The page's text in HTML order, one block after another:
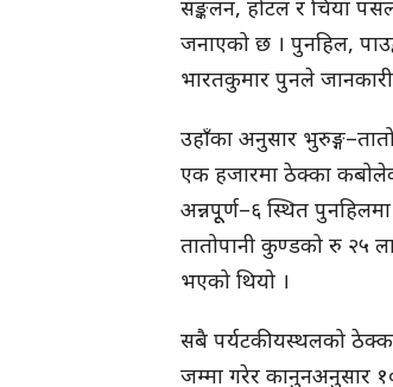
सङ्कलन, होटल र चिया
जनाएको छ । पुनहिल,
भारतकुमार पुनले
उहाँका अनुसार
एक हजारमा ठेक्का
अन्नपूूर्ण–६ स्थित
तातोपानी कुण्डको रु २५
भएको थियो ।
सबै पर्यटकीयस्थलको
जम्मा गरेर कानुनअनुसार